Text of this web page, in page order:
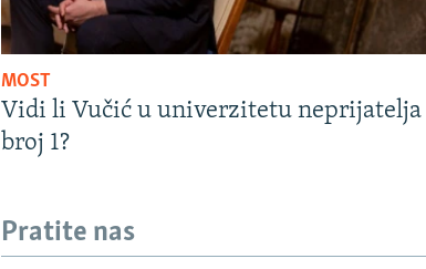
MOST
Vidi li Vučić u univerzitetu neprijatelja
broj 1?
Pratite nas